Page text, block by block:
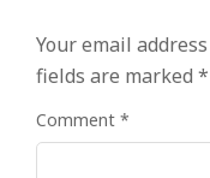
Your email
fields are marked *
Comment *